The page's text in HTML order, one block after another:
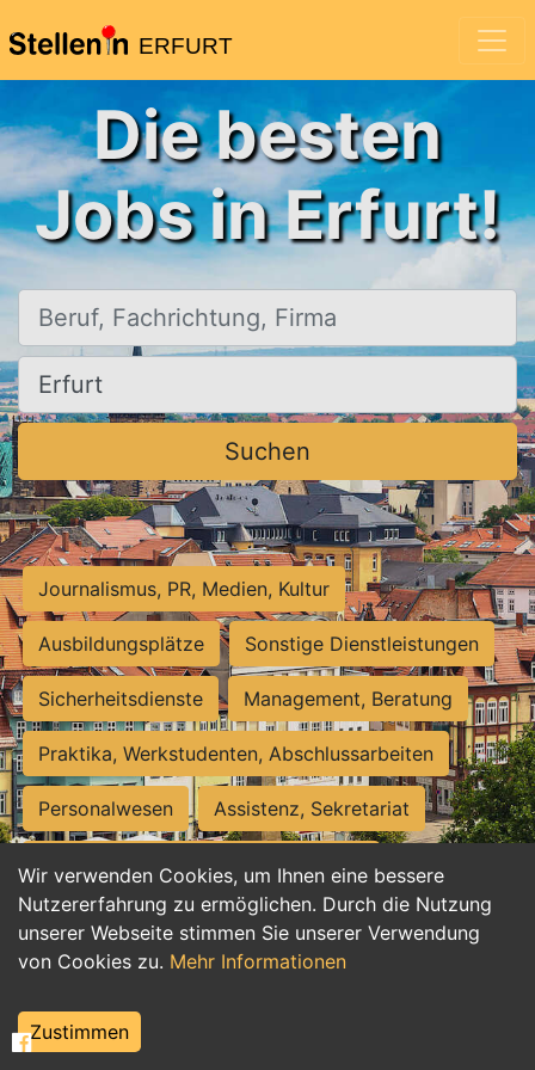
ERFURT
Wir verwenden Cookies, um Ihnen eine bessere
Nutzererfahrung zu ermöglichen. Durch die Nutzung
unserer Webseite stimmen Sie unserer Verwendung
von Cookies zu. Mehr Informationen
Zustimmen
Die besten
Jobs in Erfurt!
Beruf, Fachrichtung, Firma
Ort, Stadt
Suchen
Journalismus, PR, Medien, Kultur
Ausbildungsplätze Sonstige Dienstleistungen
Sicherheitsdienste Management, Beratung
Praktika, Werkstudenten, Abschlussarbeiten
Personalwesen Assistenz, Sekretariat
Hilfskräfte, Aushilfs- und Nebenjobs
Einkauf, Logistik, Materialwirtschaft
Weiterbildung, Studium, duale Ausbildung
Tourismus